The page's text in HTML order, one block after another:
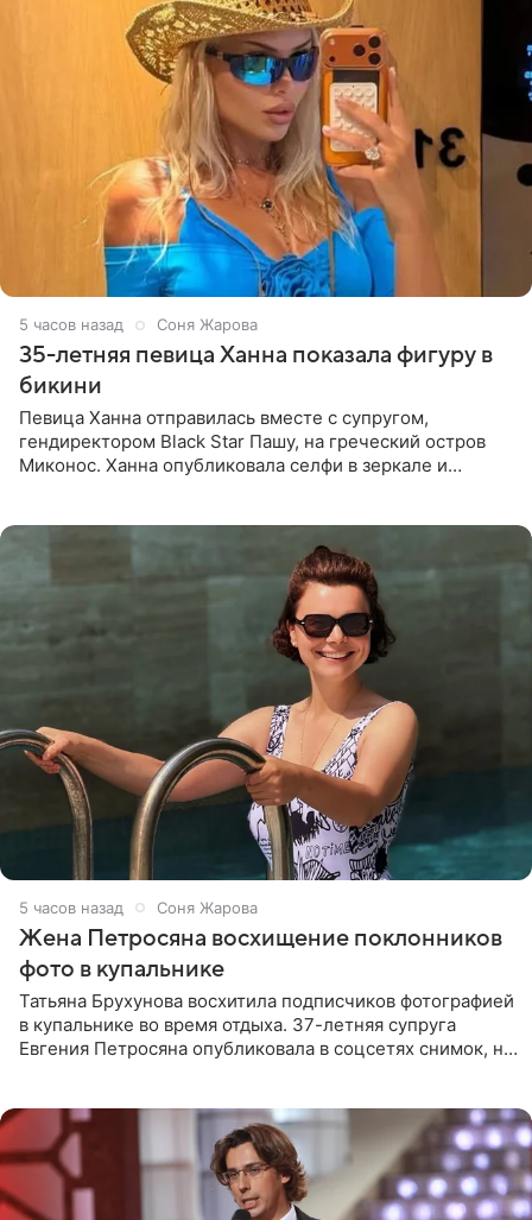
5 часов назад Соня Жарова
35-летняя певица Ханна показала фигуру в
бикини
Певица Ханна отправилась вместе с супругом,
гендиректором Black Star Пашу, на греческий остров
Миконос. Ханна опубликовала селфи в зеркале и
5 часов назад Соня Жарова
Жена Петросяна восхищение поклонников
фото в купальнике
Татьяна Брухунова восхитила подписчиков фотографией
в купальнике во время отдыха. 37-летняя супруга
Евгения Петросяна опубликовала в соцсетях снимок, на